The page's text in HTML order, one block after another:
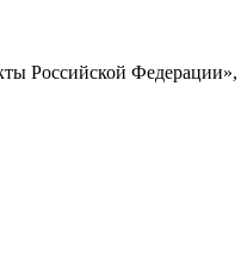
Российской